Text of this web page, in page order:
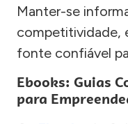
Manter-se
competitividade,
fonte confiável
Ebooks: Guias
para